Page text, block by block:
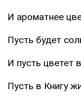
И ароматнее
Пусть будет
И пусть цветет
Пусть в Книгу